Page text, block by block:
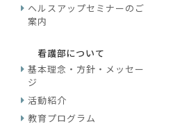
ヘルスアップセミナーのご
案内
看護部について
基本理念・方針・メッセー
ジ
活動紹介
教育プログラム